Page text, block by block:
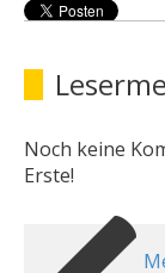
Noch keine
Erste!